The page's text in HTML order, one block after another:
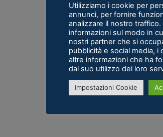
Utilizziamo i cookie per
annunci, per fornire
analizzare il nostro
informazioni sul modo in
nostri partner che si
pubblicità e social media,
altre informazioni che ha
dal suo utilizzo dei loro
Impostazioni Cookie